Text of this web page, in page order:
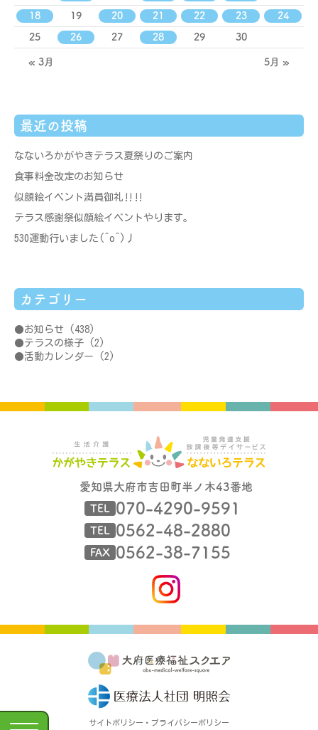
18 19 20 21 22 23 24
25 26 27 28 29 30
« 3月 5月 »
最近の投稿
なないろかがやきテラス夏祭りのご案内
食事料金改定のお知らせ
似顔絵イベント満員御礼‼‼
テラス感謝祭似顔絵イベントやります。
530運動行いました(^o^)丿
カテゴリー
お知らせ (438)
テラスの様子 (2)
活動カレンダー (2)
愛知県大府市吉田町半ノ木43番地
TEL 070-4290-9591
TEL 0562-48-2880
FAX 0562-38-7155
サイトポリシー・プライバシーポリシー